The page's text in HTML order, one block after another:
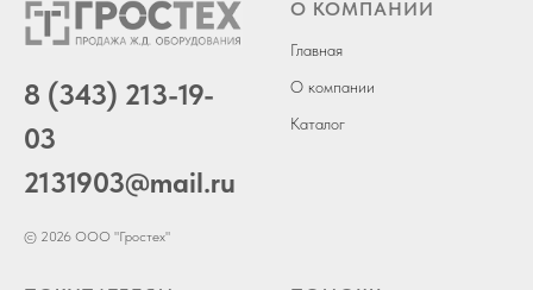
8 (343) 213-19-
03
2131903@mail.ru
© 2026 ООО "Гростех"
О КОМПАНИИ
Главная
О компании
Каталог